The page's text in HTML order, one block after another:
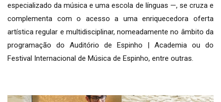
especializado da música e uma escola de línguas —, se cruza e
complementa com o acesso a uma enriquecedora oferta
artística regular e multidisciplinar, nomeadamente no âmbito da
programação do Auditório de Espinho | Academia ou do
Festival Internacional de Música de Espinho, entre outras.